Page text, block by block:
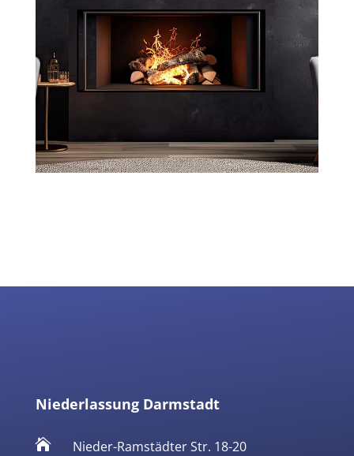
Niederlassung Darmstadt

Nieder-Ramstädter Str. 18-20